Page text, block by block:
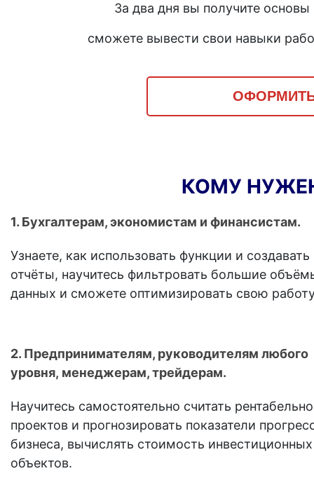
За два дня вы получите
сможете вывести свои навыки
КОМУ
1. Бухгалтерам, экономистам и финансистам.
Узнаете, как использовать функции и создавать
отчёты, научитесь фильтровать большие
данных и сможете оптимизировать свою
2. Предпринимателям, руководителям любого
уровня, менеджерам, трейдерам.
Научитесь самостоятельно считать
проектов и прогнозировать показатели
бизнеса, вычислять стоимость инвестиционных
объектов.